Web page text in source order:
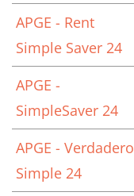
APGE - Rent
Simple Saver 24
APGE -
SimpleSaver 24
APGE - Verdadero
Simple 24